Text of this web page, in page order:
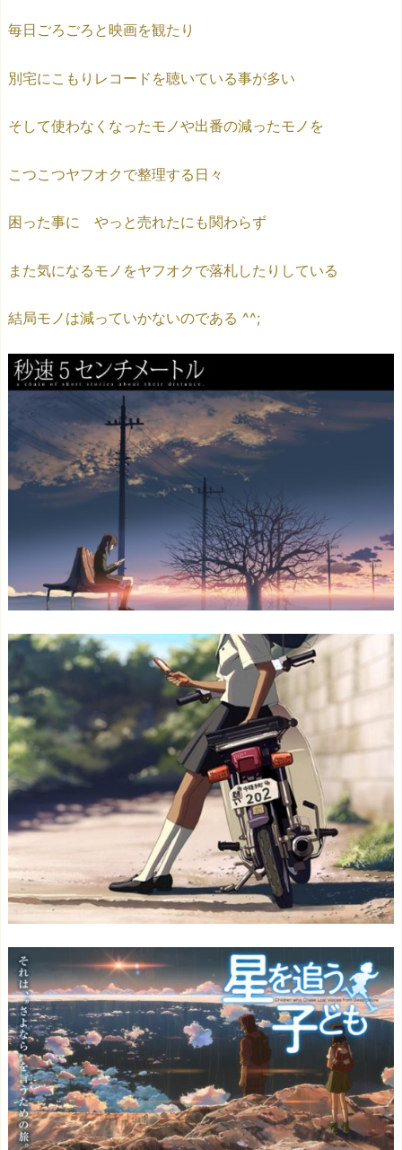
毎日ごろごろと映画を観たり
別宅にこもりレコードを聴いている事が多い
そして使わなくなったモノや出番の減ったモノを
こつこつヤフオクで整理する日々
困った事に やっと売れたにも関わらず
また気になるモノをヤフオクで落札したりしている
結局モノは減っていかないのである ^^;